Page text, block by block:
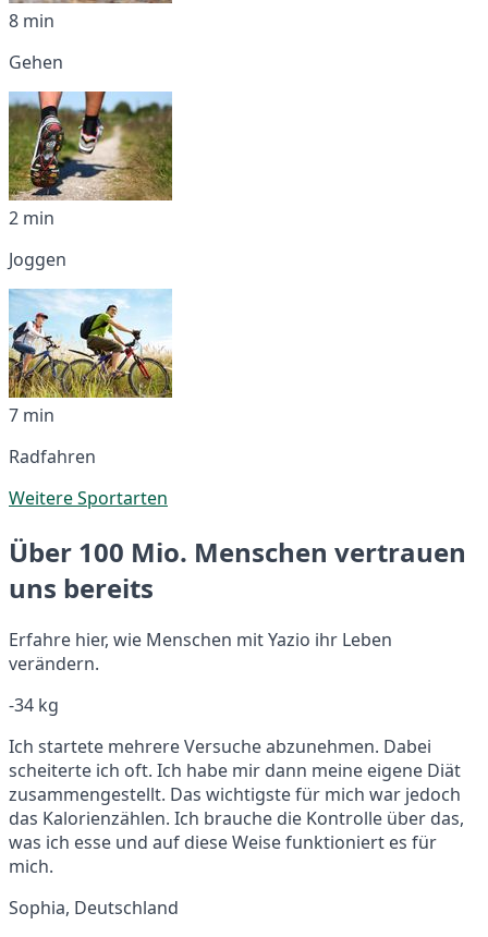
8 min
Gehen
2 min
Joggen
7 min
Radfahren
Weitere Sportarten
Über 100 Mio. Menschen vertrauen
uns bereits
Erfahre hier, wie Menschen mit Yazio ihr Leben
verändern.
-34 kg
Ich startete mehrere Versuche abzunehmen. Dabei
scheiterte ich oft. Ich habe mir dann meine eigene Diät
zusammengestellt. Das wichtigste für mich war jedoch
das Kalorienzählen. Ich brauche die Kontrolle über das,
was ich esse und auf diese Weise funktioniert es für
mich.
Sophia, Deutschland